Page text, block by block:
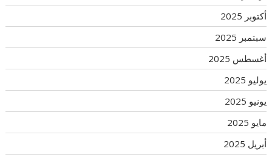
أكتوبر 2025
سبتمبر 2025
أغسطس 2025
يوليو 2025
يونيو 2025
مايو 2025
أبريل 2025